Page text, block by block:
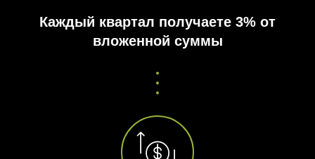
Каждый квартал получаете 3% от
вложенной суммы